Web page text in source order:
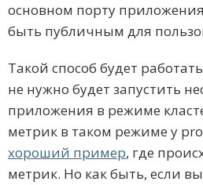
основном порту
быть публичным для
Такой способ будет
не нужно будет запустить
приложения в режиме
метрик в таком режиме у
хороший пример, где
метрик. Но как быть, если вы